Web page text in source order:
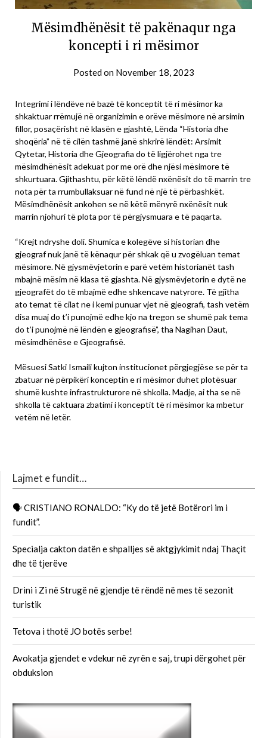
Mësimdhënësit të pakënaqur nga
koncepti i ri mësimor
Posted on November 18, 2023
Integrimi i lëndëve në bazë të konceptit të ri mësimor ka
shkaktuar rrëmujë në organizimin e orëve mësimore në arsimin
fillor, posaçërisht në klasën e gjashtë, Lënda “Historia dhe
shoqëria” në të cilën tashmë janë shkrirë lëndët: Arsimit
Qytetar, Historia dhe Gjeografia do të ligjërohet nga tre
mësimdhënësit adekuat por me orë dhe njësi mësimore të
shkurtuara. Gjithashtu, për këtë lëndë nxënësit do të marrin tre
nota për ta rrumbullaksuar në fund në një të përbashkët.
Mësimdhënësit ankohen se në këtë mënyrë nxënësit nuk
marrin njohuri të plota por të përgjysmuara e të paqarta.
“Krejt ndryshe doli. Shumica e kolegëve si historian dhe
gjeograf nuk janë të kënaqur për shkak që u zvogëluan temat
mësimore. Në gjysmëvjetorin e parë vetëm historianët tash
mbajnë mësim në klasa të gjashta. Në gjysmëvjetorin e dytë ne
gjeografët do të mbajmë edhe shkencave natyrore. Të gjitha
ato temat të cilat ne i kemi punuar vjet në gjeografi, tash vetëm
disa muaj do t’i punojmë edhe kjo na tregon se shumë pak tema
do t’i punojmë në lëndën e gjeografisë”, tha Nagihan Daut,
mësimdhënëse e Gjeografisë.
Mësuesi Satki Ismaili kujton institucionet përgjegjëse se për ta
zbatuar në përpikëri konceptin e ri mësimor duhet plotësuar
shumë kushte infrastrukturore në shkolla. Madje, ai tha se në
shkolla të caktuara zbatimi i konceptit të ri mësimor ka mbetur
vetëm në letër.
Lajmet e fundit…
🗣 CRISTIANO RONALDO: “Ky do të jetë Botërori im i
fundit”.
Specialja cakton datën e shpalljes së aktgjykimit ndaj Thaçit
dhe të tjerëve
Drini i Zi në Strugë në gjendje të rëndë në mes të sezonit
turistik
Tetova i thotë JO botës serbe!
Avokatja gjendet e vdekur në zyrën e saj, trupi dërgohet për
obduksion